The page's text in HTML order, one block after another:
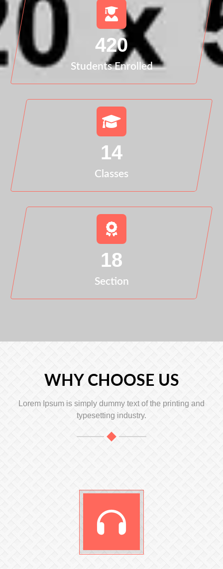
420
Students Enrolled
14
Classes
18
Section
WHY CHOOSE US
Lorem Ipsum is simply dummy text of the printing and
typesetting industry.